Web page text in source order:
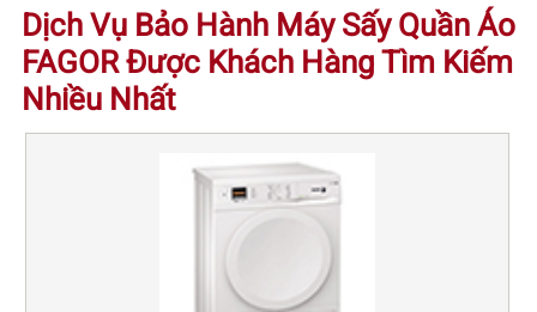
Dịch Vụ Bảo Hành Máy Sấy Quần Áo
FAGOR Được Khách Hàng Tìm Kiếm
Nhiều Nhất